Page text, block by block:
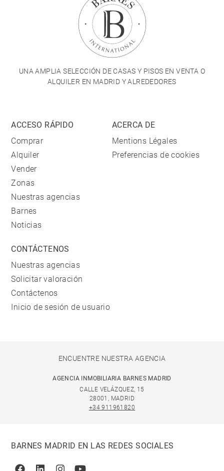
UNA AMPLIA SELECCIÓN DE CASAS Y PISOS EN VENTA O
ALQUILER EN MADRID Y ALREDEDORES
ACCESO RÁPIDO
Comprar
Alquiler
Vender
Zonas
Nuestras agencias
Barnes
Noticias
ACERCA DE
Mentions Légales
Preferencias de cookies
CONTÁCTENOS
Nuestras agencias
Solicitar valoración
Contáctenos
Inicio de sesión de usuario
ENCUENTRE NUESTRA AGENCIA
AGENCIA INMOBILIARIA BARNES MADRID
CALLE VELÁZQUEZ, 15
28001, MADRID
+34 911961820
BARNES MADRID EN LAS REDES SOCIALES